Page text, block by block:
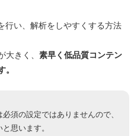
行い、解析をしやすくする方法
大きく、 素早く低品質コンテン
須の設定ではありませんので、
思います。